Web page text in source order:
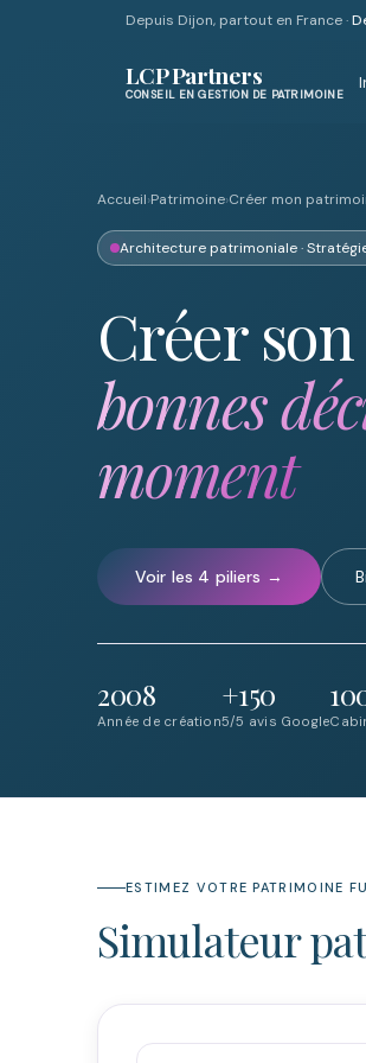
Depuis Dijon, partout en France ·
LCP Partners
CONSEIL EN GESTION DE PATRIMOINE
Accueil›Patrimoine›Créer mon
Architecture patrimoniale ·
Créer
bonnes
moment
Voir les 4 piliers →
2008
Année de création
+150
5/5 avis Google
ESTIMEZ VOTRE PATRIMOINE
Simulateur